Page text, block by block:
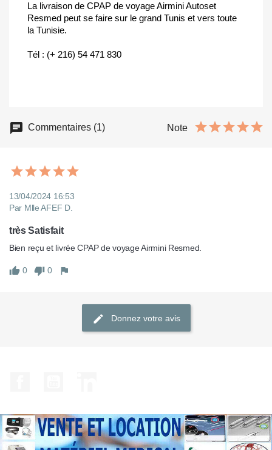
La livraison de CPAP de voyage Airmini Autoset
Resmed peut se faire sur le grand Tunis et vers toute
la Tunisie.
Tél : (+ 216) 54 471 830
Commentaires (1) Note
13/04/2024 16:53
Par Mlle AFEF D.
très Satisfait
Bien reçu et livrée CPAP de voyage Airmini Resmed.
0 0
Donnez votre avis